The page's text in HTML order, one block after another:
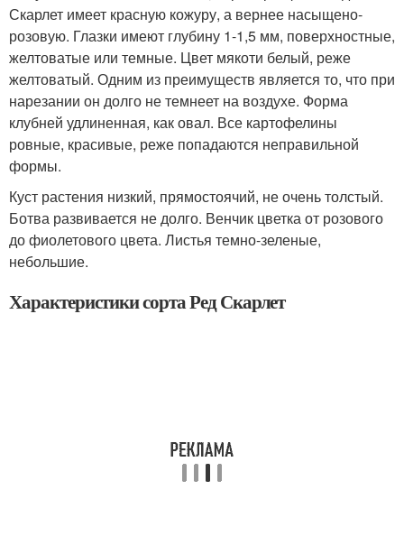
Скарлет имеет красную кожуру, а вернее насыщено-
розовую. Глазки имеют глубину 1-1,5 мм, поверхностные,
желтоватые или темные. Цвет мякоти белый, реже
желтоватый. Одним из преимуществ является то, что при
нарезании он долго не темнеет на воздухе. Форма
клубней удлиненная, как овал. Все картофелины
ровные, красивые, реже попадаются неправильной
формы.
Куст растения низкий, прямостоячий, не очень толстый.
Ботва развивается не долго. Венчик цветка от розового
до фиолетового цвета. Листья темно-зеленые,
небольшие.
Характеристики сорта Ред Скарлет